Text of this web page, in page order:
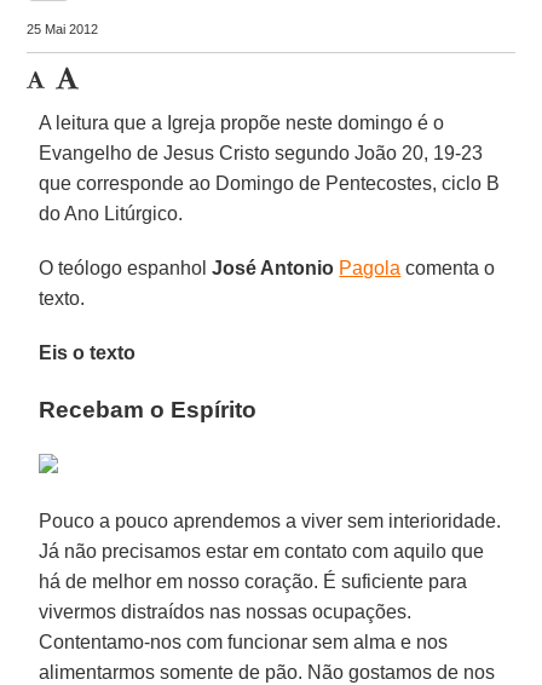
25 Mai 2012
A leitura que a Igreja propõe neste domingo é o
Evangelho de Jesus Cristo segundo João 20, 19-23
que corresponde ao Domingo de Pentecostes, ciclo B
do Ano Litúrgico.
O teólogo espanholJosé Antonio Pagola comenta o
texto.
Eis o texto
Recebam o Espírito
Pouco a pouco aprendemos a viver sem interioridade.
Já não precisamos estar em contato com aquilo que
há de melhor em nosso coração. É suficiente para
vivermos distraídos nas nossas ocupações.
Contentamo-nos com funcionar sem alma e nos
alimentarmos somente de pão. Não gostamos de nos